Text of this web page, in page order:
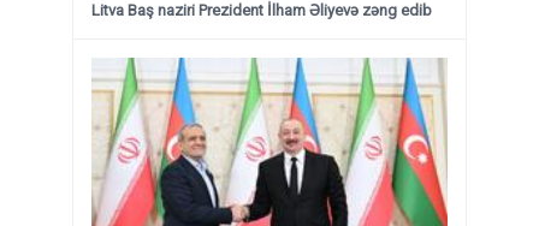
Litva Baş naziri Prezident İlham Əliyevə zəng edib